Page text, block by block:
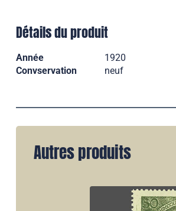
Détails du produit
Année 1920
Convservation
neuf
Autres produits